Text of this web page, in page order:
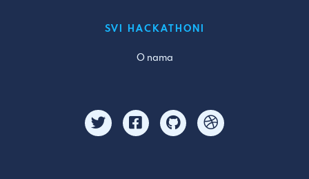
SVI HACKATHONI
O nama